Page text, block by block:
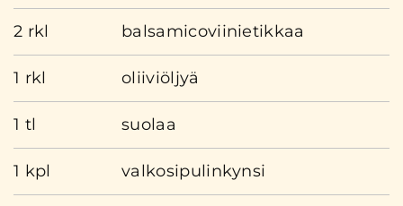
2 rkl balsamicoviinietikkaa
1 rkl oliiviöljyä
1 tl suolaa
1 kpl valkosipulinkynsi